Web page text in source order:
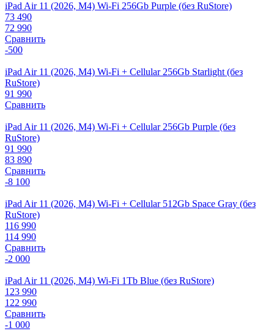
iPad Air 11 (2026, M4) Wi-Fi 256Gb Purple (без RuStore)
73 490
72 990
Сравнить
-500
iPad Air 11 (2026, M4) Wi-Fi + Cellular 256Gb Starlight (без
RuStore)
91 990
Сравнить
iPad Air 11 (2026, M4) Wi-Fi + Cellular 256Gb Purple (без
RuStore)
91 990
83 890
Сравнить
-8 100
iPad Air 11 (2026, M4) Wi-Fi + Cellular 512Gb Space Gray (без
RuStore)
116 990
114 990
Сравнить
-2 000
iPad Air 11 (2026, M4) Wi-Fi 1Tb Blue (без RuStore)
123 990
122 990
Сравнить
-1 000